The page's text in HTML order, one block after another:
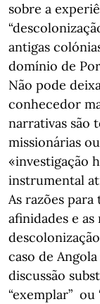
sobre a
antigas
domínio de
Não pode
conhecedor
narrativas são
missionárias
«investigação
instrumental
As razões
afinidades e
caso de
discussão
“exemplar” ou